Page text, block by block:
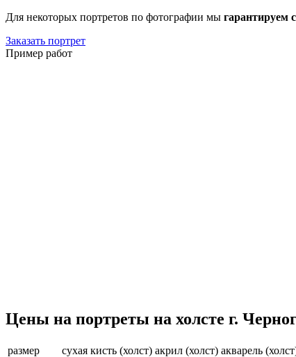
Для некоторых портретов по фотографии мы гарантируем
Заказать портрет
Пример работ
Цены на портреты на холсте г.
размер сухая кисть (холст) акрил (холст) акварель